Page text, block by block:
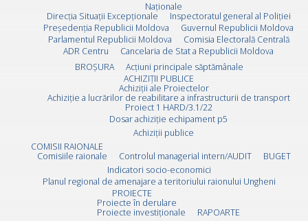
Naționale
Direcţia Situaţii Excepţionale
Inspectoratul general al Poliției
Preşedenţia Republicii Moldova
Guvernul Republicii Moldova
Parlamentul Republicii Moldova
Comisia Electorală Centrală
ADR Centru
Cancelaria de Stat a Republicii Moldova
BROȘURA
Acţiuni principale săptămânale
ACHIZIȚII PUBLICE
Achiziții ale Proiectelor
Achiziție a lucrărilor de reabilitare a infrastructurii de transport
Proiect 1 HARD/3.1/22
Dosar achiziție echipament p5
Achiziții publice
COMISII RAIONALE
Comisiile raionale
Controlul managerial intern/AUDIT
BUGET
Indicatori socio-economici
Planul regional de amenajare a teritoriului raionului Ungheni
PROIECTE
Proiecte în derulare
Proiecte investiționale
RAPOARTE